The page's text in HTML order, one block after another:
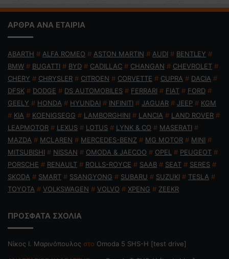
ΑΡΘΡΑ ΑΝΑ ΕΤΑΙΡΙΑ
ABARTH # ALFA ROMEO # ASTON MARTIN # AUDI # BENTLEY #
BMW # BUGATTI # BYD # CADILLAC # CHANGAN # CHEVROLET #
CHERY # CHRYSLER # CITROEN # CORVETTE # CUPRA # DACIA #
DFSK # DODGE # DS AUTOMOBILES # FERRARI # FIAT # FORD #
GEELY # HONDA # HYUNDAI # INFINITI # JAGUAR # JEEP # KGM
# KIA # KOENIGSEGG # LAMBORGHINI # LANCIA # LAND ROVER #
LEAPMOTOR # LEXUS # LOTUS # LYNK & CO # MASERATI #
MAZDA # MCLAREN # MERCEDES-BENZ # MG MOTOR # MINI #
MITSUBISHI # NISSAN # OMODA & JAECOO # OPEL # PEUGEOT #
PORSCHE # RENAULT # ROLLS-ROYCE # SAAB # SEAT # SERES #
SKODA # SMART # SSANGYONG # SUBARU # SUZUKI # TESLA #
TOYOTA # VOLKSWAGEN # VOLVO # XPENG # ZEEKR
ΠΡΟΣΦΑΤΑ ΣΧΟΛΙΑ
Nίκος Ι. Mαρινόπουλος στο Omoda 5 SHS-H [test drive]